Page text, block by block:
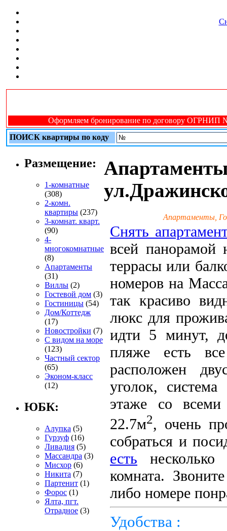
Оформляем бронирование по договору ОГРНИП №
ПОИСК квартиры по коду
Размещение:
1-комнатные
(308)
2-комн.
квартиры (237)
3-комнат. кварт.
(90)
4-
многокомнатные
(8)
Апартаменты
(31)
Виллы (2)
Гостевой дом (3)
Гостиницы (54)
Дом/Коттедж
(17)
Новостройки (7)
С видом на море
(123)
Частный сектор
(65)
Эконом-класс
(12)
ЮБК:
Алупка (5)
Гурзуф (16)
Ливадия (5)
Массандра (3)
Мисхор (6)
Никита (7)
Партенит (1)
Форос (1)
Ялта, пгт.
Отрадное (3)
Апартаменты,
Снять
всей
террасы или
номеров на
так красиво
люкс для
идти 5 минут,
пляже есть
расположен
уголок,
этаже со
22.7м2, очень
собраться и
есть несколько
комната.
либо номере
Удобства :